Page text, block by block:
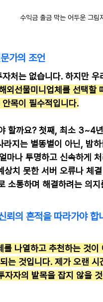
수익금 출금 막는 어두운 그림
가의 조언
처는 없습니다. 하지만
외선물미니업체를 선택할
목이 필수적입니다.
할까요? 첫째, 최소 3~4
지는 별똥별이 아닌, 밤
마나 투명하고 신속하게
상치 못한 서버 오류나 체
소통하며 해결하려는 의
뢰의 흔적을 따라가야 합
나열하고 추천하는 것
는 것입니다. 제가 오랜
자의 발목을 잡지 않을